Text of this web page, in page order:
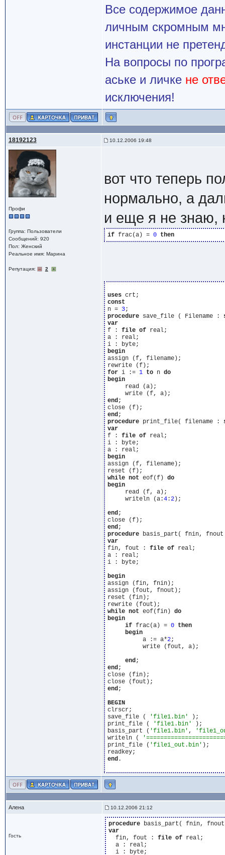
Все содержимое
личным скромным
инстанции не
На вопросы по
аське и личке не
исключения!
18192123 10.12.2006 19:48
Профи
Группа: Пользователи
Сообщений: 920
Пол: Женский
Реальное имя: Марина
Репутация: 2
вот что теперь
нормально, а
и еще я не знаю,
if frac(a) = 0 then
uses
const
n = 3
procedure save_file ( Filename :
var
f : file of real;
a : real;
begin
assign (f, filename);
for i := 1 to n do
begin
     read (a);
end;
end
procedure print_file( filename :
var
f : file of real;
i : byte;
begin
assign (f, filename);
while not eof(f) do
begin
     read (f, a);
     writeln (a:
4:2);
end;
end
procedure basis_part( fnin,
var
fin, fout : file of real;
a : real;
i : byte;
begin
assign (fin, fnin);
assign (fout, fnout);
reset (fin);
while not eof(fin) do
begin
if frac(a) = 0 then
begin
          a := a*
2;
          write (fout, a);
end
end;
close (fin);
end;
BEGIN
clrscr;
save_file (
'file1.bin'
);
print_file (
'file1.bin'
);
basis_part ( 'file1.bin' ,
writeln (
print_file ( 'file1_out.bin' );
end.
Алена 10.12.2006 21:12
Гость
procedure basis_part( fnin,
var
  fin, fout :
file of real;
  a : real;